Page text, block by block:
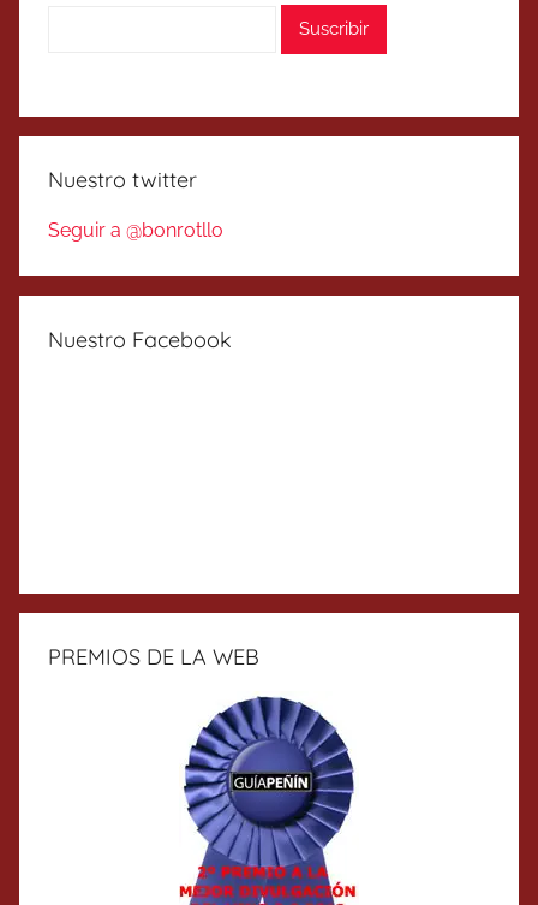
Nuestro twitter
Seguir a @bonrotllo
Nuestro Facebook
PREMIOS DE LA WEB